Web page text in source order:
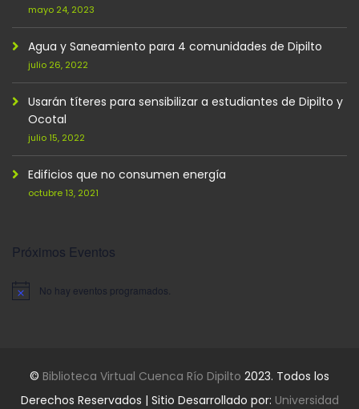
mayo 24, 2023
Agua y Saneamiento para 4 comunidades de Dipilto
julio 26, 2022
Usarán títeres para sensibilizar a estudiantes de Dipilto y
Ocotal
julio 15, 2022
Edificios que no consumen energía
octubre 13, 2021
Próximos Eventos
Aviso No hay eventos programados.
© Biblioteca Virtual Cuenca Río Dipilto 2023. Todos los
Derechos Reservados | Sitio Desarrollado por: Universidad